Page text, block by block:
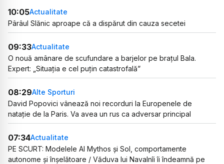
10:05Actualitate
Pârâul Slănic aproape că a dispărut din cauza secetei
09:33Actualitate
O nouă amânare de scufundare a barjelor pe brațul Bala.
Expert: „Situația e cel puțin catastrofală”
08:29Alte Sporturi
David Popovici vânează noi recorduri la Europenele de
natație de la Paris. Va avea un rus ca adversar principal
07:34Actualitate
PE SCURT: Modelele AI Mythos și Sol, comportamente
autonome și înșelătoare / Văduva lui Navalnîi îi îndeamnă pe